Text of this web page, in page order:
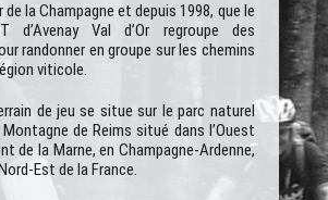
la Champagne et depuis 1998, que le
d’Avenay Val d’Or regroupe des
randonner en groupe sur les chemins
viticole.
de jeu se situe sur le parc naturel
de Reims situé dans l’Ouest
de la Marne, en Champagne-Ardenne,
Est de la France.